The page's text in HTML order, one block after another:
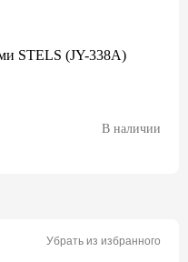
STELS (JY-338А)
В наличии
Убрать из избранного